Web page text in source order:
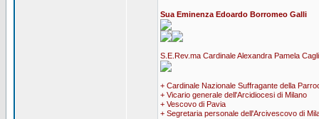
Sua Eminenza Edoardo Borromeo Galli
S.E.Rev.ma Cardinale Alexandra Pamela
+ Cardinale Nazionale Suffragante della
+ Vicario generale dell'Arcidiocesi di Milano
+ Vescovo di Pavia
+ Segretaria personale dell'Arcivescovo di